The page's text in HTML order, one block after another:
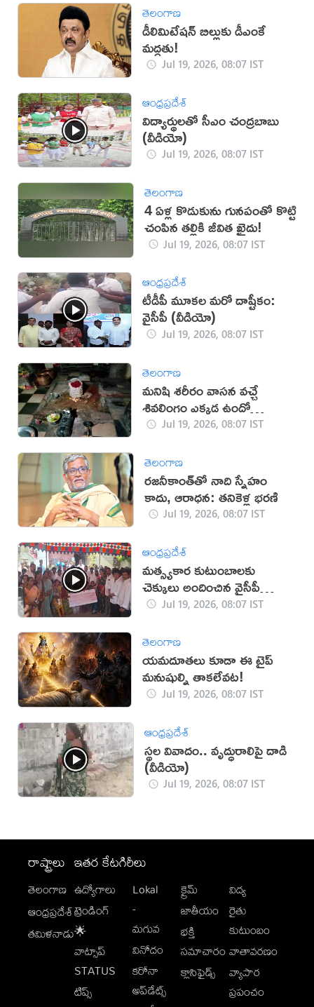
తెలంగాణ
డీలిమిటేషన్ బిల్లుకు డీఎంకే
మద్దతు!
Jul 19, 2026, 08:07 IST
ఆంధ్రప్రదేశ్
విద్యార్థులతో సీఎం చంద్రబాబు
(వీడియో)
Jul 19, 2026, 08:07 IST
తెలంగాణ
4 ఏళ్ల కొడుకును గునపంతో కొట్టి
చంపిన తల్లికి జీవిత ఖైదు!
Jul 19, 2026, 08:07 IST
ఆంధ్రప్రదేశ్
టీడీపీ మూకల మరో దాష్టీకం:
వైసీపీ (వీడియో)
Jul 19, 2026, 08:07 IST
తెలంగాణ
మనిషి శరీరం వాసన వచ్చే
శివలింగం ఎక్కడ ఉందో
తెలుసా?
Jul 19, 2026, 08:07 IST
తెలంగాణ
రజనీకాంత్‌తో నాది స్నేహం
కాదు, ఆరాధన: తనికెళ్ల భరణి
Jul 19, 2026, 08:07 IST
ఆంధ్రప్రదేశ్
మత్స్యకార కుటుంబాలకు
చెక్కులు అందించిన వైసీపీ
(వీడియో)
Jul 19, 2026, 08:07 IST
తెలంగాణ
యమదూతలు కూడా ఈ టైప్‌
మనుషుల్ని తాకలేవట!
Jul 19, 2026, 08:07 IST
ఆంధ్రప్రదేశ్
స్థల వివాదం.. వృద్ధురాలిపై దాడి
(వీడియో)
Jul 19, 2026, 08:07 IST
రాష్ట్రాలు
తెలంగాణ
ఆంధ్రప్రదేశ్
తమిళనాడు
ఇతర కేటగిరీలు
ఉద్యోగాలు
ట్రెండింగ్
🌟
వాట్సాప్
STATUS
టిప్స్
Lokal
-
మగువ
వినోదం
కరోనా
అప్‌డేట్స్
క్రైమ్
జాతీయం
భక్తి
సమాచారం
క్లాసిఫైడ్స్
విద్య
రైతు
కుటుంబం
వాతావరణం
వ్యాపార
ప్రపంచం